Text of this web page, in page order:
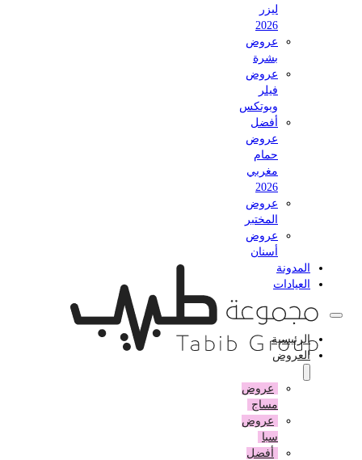
عروض
بشرة
عروض
وبوتكس
أفضل
عروض
حمام
مغربي
عروض
المختبر
عروض
أسنان
المدونة
العيادات
الرئيسية
العروض
عروض
مساج
عروض
أفضل